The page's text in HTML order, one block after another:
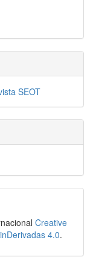
SEOT
Creative
4.0.